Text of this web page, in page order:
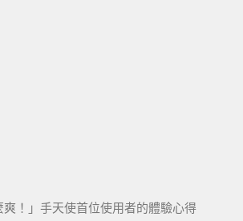
爽！」手天使首位使用者的體驗心得